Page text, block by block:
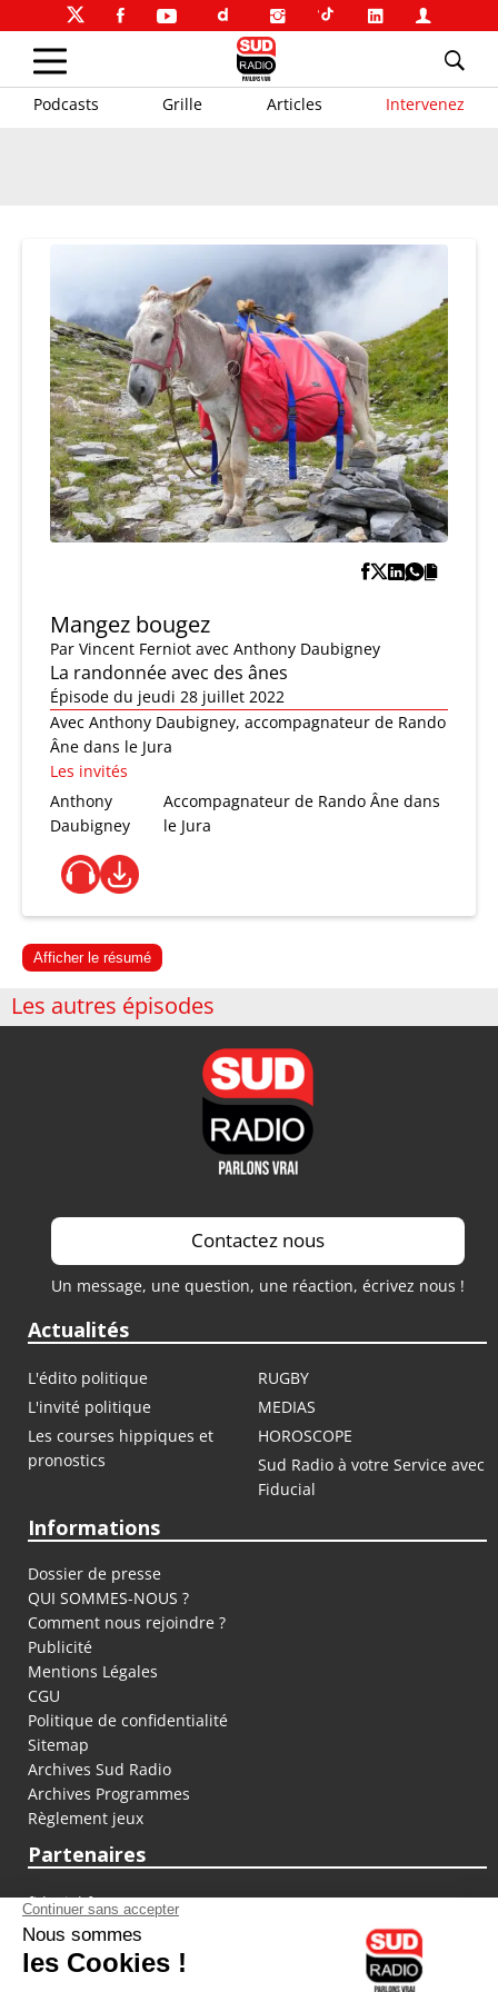
Podcasts Grille Articles Intervenez
Mangez bougez
Par Vincent Ferniot avec Anthony Daubigney
La randonnée avec des ânes
Épisode du jeudi 28 juillet 2022
Avec Anthony Daubigney, accompagnateur de Rando
Âne dans le Jura
Les invités
Anthony
Daubigney
Accompagnateur de Rando Âne dans
le Jura
Afficher le résumé
Les autres épisodes
Contactez nous
Un message, une question, une réaction, écrivez nous !
Actualités
L'édito politique
RUGBY
L'invité politique
MEDIAS
Les courses hippiques et
pronostics
HOROSCOPE
Sud Radio à votre Service avec
Fiducial
Informations
Dossier de presse
QUI SOMMES-NOUS ?
Comment nous rejoindre ?
Publicité
Mentions Légales
CGU
Politique de confidentialité
Sitemap
Archives Sud Radio
Archives Programmes
Règlement jeux
Partenaires
fiducial.fr
lyoncapitale.fr
olympique-et-lyonnais.com